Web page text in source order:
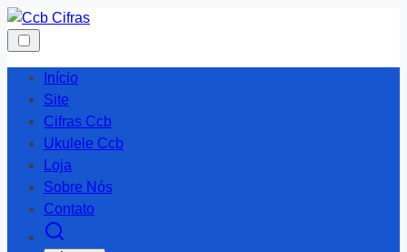
Skip
Início
Site
Cifras Ccb
Ukulele Ccb
Loja
Sobre Nós
Contato